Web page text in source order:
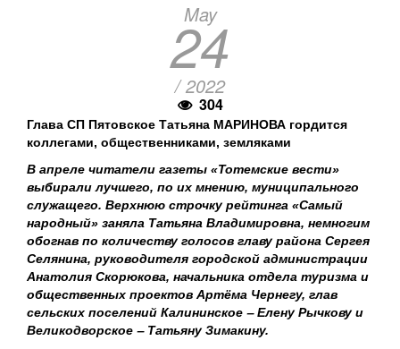
May
24
/ 2022
304
Глава СП Пятовское Татьяна МАРИНОВА гордится
коллегами, общественниками, земляками
В апреле читатели газеты «Тотемские вести»
выбирали лучшего, по их мнению, муниципального
служащего. Верхнюю строчку рейтинга «Самый
народный» заняла Татьяна Владимировна, немногим
обогнав по количеству голосов главу района Сергея
Селянина, руководителя городской администрации
Анатолия Скорюкова, начальника отдела туризма и
общественных проектов Артёма Чернегу, глав
сельских поселений Калининское ‒ Елену Рычкову и
Великодворское ‒ Татьяну Зимакину.